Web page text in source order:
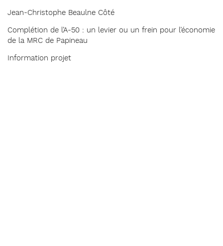
Jean-Christophe Beaulne Côté
Complétion de l’A-50 : un levier ou un frein pour l’économie
de la MRC de Papineau
Information projet